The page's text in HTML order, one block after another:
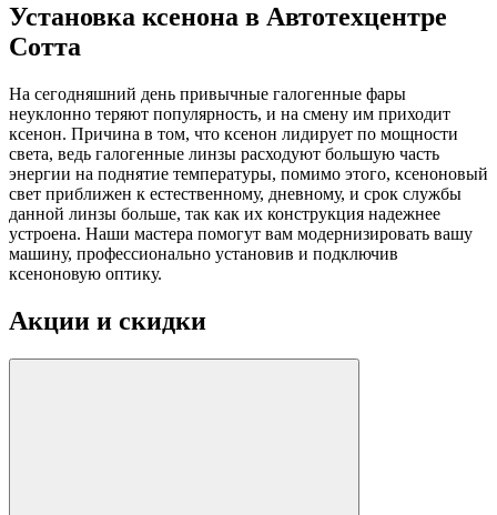
Установка ксенона в Автотехцентре
Сотта
На сегодняшний день привычные галогенные фары
неуклонно теряют популярность, и на смену им приходит
ксенон. Причина в том, что ксенон лидирует по мощности
света, ведь галогенные линзы расходуют большую часть
энергии на поднятие температуры, помимо этого, ксеноновый
свет приближен к естественному, дневному, и срок службы
данной линзы больше, так как их конструкция надежнее
устроена. Наши мастера помогут вам модернизировать вашу
машину, профессионально установив и подключив
ксеноновую оптику.
Акции и скидки